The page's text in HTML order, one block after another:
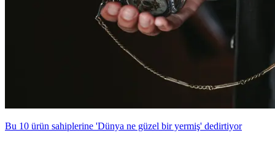
Bu 10 ürün sahiplerine 'Dünya ne güzel bir yermiş' dedirtiyor